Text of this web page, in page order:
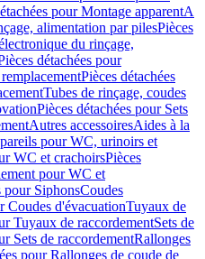
pour Montage apparentA
alimentation par pilesPièces
du rinçage,
détachées pour
Pièces détachées
Tubes de rinçage, coudes
Pièces détachées pour Sets
Autres accessoiresAides à la
pour WC, urinoirs et
WC et crachoirsPièces
pour WC et
pour SiphonsCoudes
Coudes d'évacuationTuyaux de
Tuyaux de raccordementSets de
Sets de raccordementRallonges
pour Rallonges de coude de